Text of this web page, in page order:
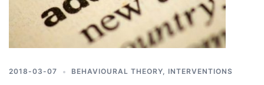
2018-03-07 BEHAVIOURAL THEORY, INTERVENTIONS